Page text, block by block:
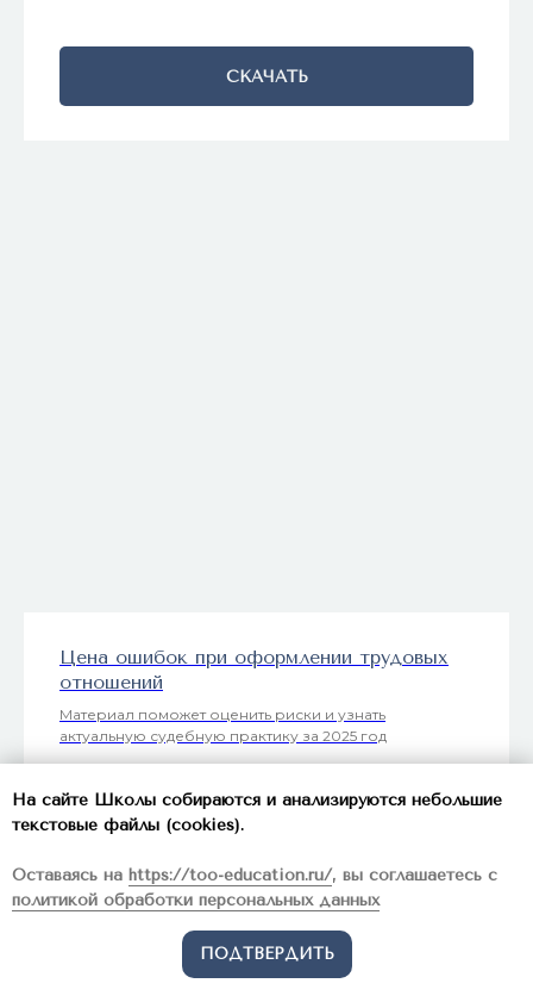
СКАЧАТЬ
Цена ошибок при оформлении трудовых
отношений
Материал поможет оценить риски и узнать
актуальную судебную практику за 2025 год
СКАЧАТЬ
На сайте Школы собираются и анализируются небольшие
текстовые файлы (cookies).
Оставаясь на https://too-education.ru/, вы соглашаетесь с
политикой обработки персональных данных
ПОДТВЕРДИТЬ